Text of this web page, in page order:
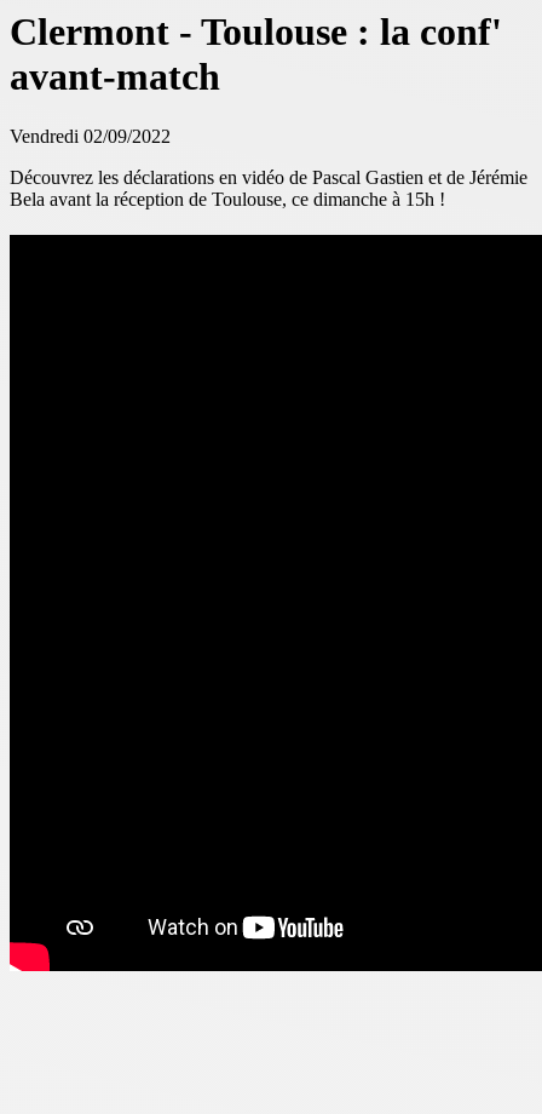
Clermont - Toulouse : la conf'
avant-match
Vendredi 02/09/2022
Découvrez les déclarations en vidéo de Pascal Gastien et de Jérémie
Bela avant la réception de Toulouse, ce dimanche à 15h !